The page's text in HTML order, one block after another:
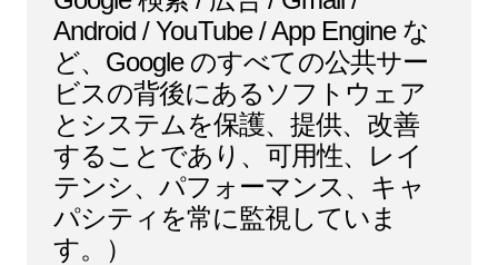
Android / YouTube / App Engine な
ど、Google のすべての公共サー
ビスの背後にあるソフトウェア
とシステムを保護、提供、改善
することであり、可用性、レイ
テンシ、パフォーマンス、キャ
パシティを常に監視していま
す。）